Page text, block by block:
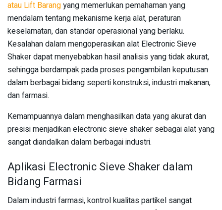
atau Lift Barangyang memerlukan pemahaman yang
mendalam tentang mekanisme kerja alat, peraturan
keselamatan, dan standar operasional yang berlaku.
Kesalahan dalam mengoperasikan alat Electronic Sieve
Shaker dapat menyebabkan hasil analisis yang tidak akurat,
sehingga berdampak pada proses pengambilan keputusan
dalam berbagai bidang seperti konstruksi, industri makanan,
dan farmasi.
Kemampuannya dalam menghasilkan data yang akurat dan
presisi menjadikan electronic sieve shaker sebagai alat yang
sangat diandalkan dalam berbagai industri.
Aplikasi Electronic Sieve Shaker dalam
Bidang Farmasi
Dalam industri farmasi, kontrol kualitas partikel sangat